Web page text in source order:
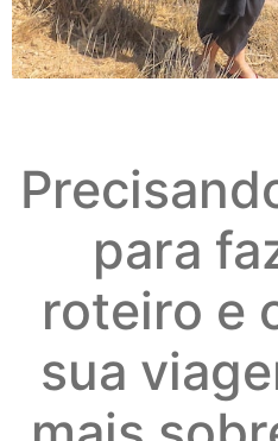
para
roteiro e
sua